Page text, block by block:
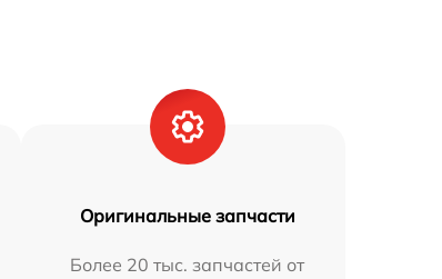
Оригинальные запчасти
Более 20 тыс. запчастей от